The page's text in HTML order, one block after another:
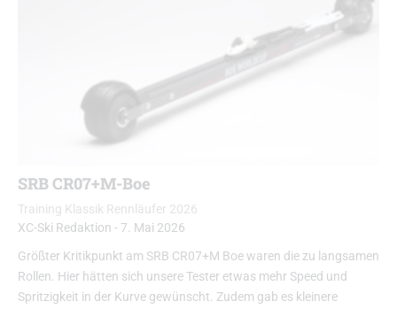
SRB CR07+M-Boe
Training Klassik Rennläufer 2026
XC-Ski Redaktion - 7. Mai 2026
Größter Kritikpunkt am SRB CR07+M Boe waren die zu langsamen
Rollen. Hier hätten sich unsere Tester etwas mehr Speed und
Spritzigkeit in der Kurve gewünscht. Zudem gab es kleinere